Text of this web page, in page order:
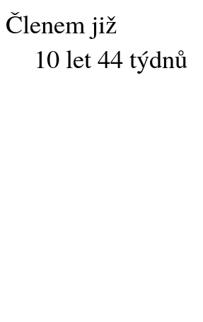
Členem již
10 let 44 týdnů